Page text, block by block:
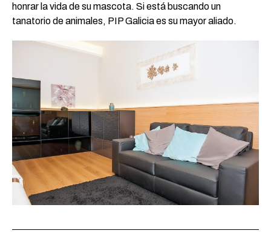
honrar la vida de su mascota. Si está buscando un
tanatorio de animales, PIP Galicia es su mayor aliado.